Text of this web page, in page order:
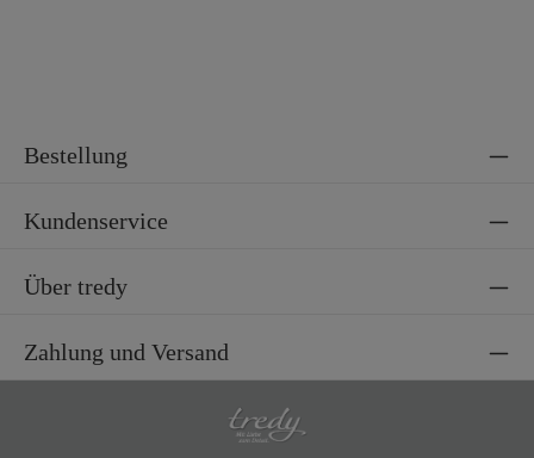
Bestellung
Kundenservice
Über tredy
Zahlung und Versand